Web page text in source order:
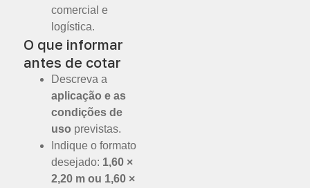
comercial e
logística.
O que informar
antes de cotar
Descreva a
aplicação e as
condições de
uso previstas.
Indique o formato
desejado: 1,60 ×
2,20 m ou 1,60 ×